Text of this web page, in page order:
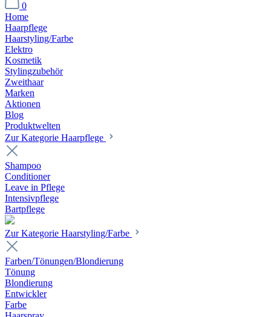
0
Home
Haarpflege
Haarstyling/Farbe
Elektro
Kosmetik
Stylingzubehör
Zweithaar
Marken
Aktionen
Blog
Produktwelten
Zur Kategorie Haarpflege
Shampoo
Conditioner
Leave in Pflege
Intensivpflege
Bartpflege
Zur Kategorie Haarstyling/Farbe
Farben/Tönungen/Blondierung
Tönung
Blondierung
Entwickler
Farbe